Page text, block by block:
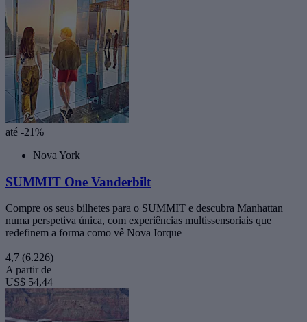
até -21%
Nova York
SUMMIT One Vanderbilt
Compre os seus bilhetes para o SUMMIT e descubra Manhattan
numa perspetiva única, com experiências multissensoriais que
redefinem a forma como vê Nova Iorque
4,7 (6.226)
A partir de
US$ 54,44